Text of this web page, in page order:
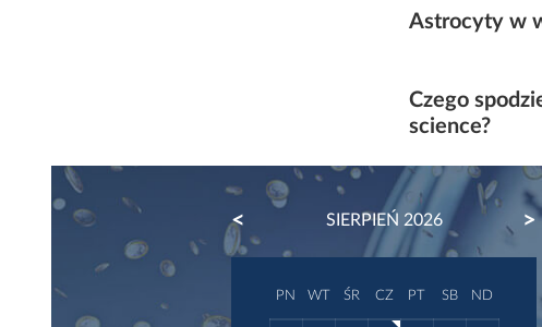
Astrocyty w
Czego
science?
SIERPIEŃ 2026
PREVIOUS
PN WT ŚR CZ PT SB ND